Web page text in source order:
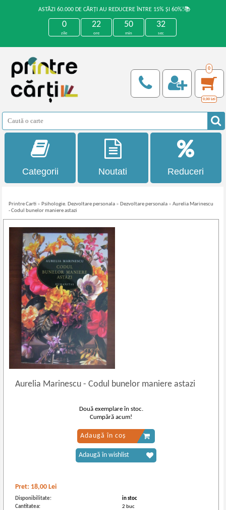
ASTĂZI 60.000 DE CĂRȚI AU REDUCERE ÎNTRE 15% ȘI 60%!📚
0
zile
22
ore
50
min
32
sec
0
0,00 Lei
Categorii Noutati Reduceri
Printre Carti » Psihologie. Dezvoltare personala » Dezvoltare personala »Aurelia Marinescu
- Codul bunelor maniere astazi
Aurelia Marinescu- Codul bunelor maniere astazi
Pret: 18,00 Lei
Disponibilitate:
in stoc
Cantitatea:
2 buc
Două exemplare în stoc.
Cumpără acum!
Adaugă în coș
Adaugă în wishlist